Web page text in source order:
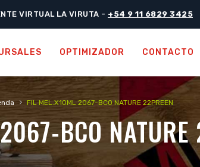
VIRTUAL LA VIRUTA - +54 9 11 6829 3425
OPTIMIZADOR CONTACTO
› FIL MEL.X10ML 2067-BCO NATURE 22PREEN
BCO NATURE